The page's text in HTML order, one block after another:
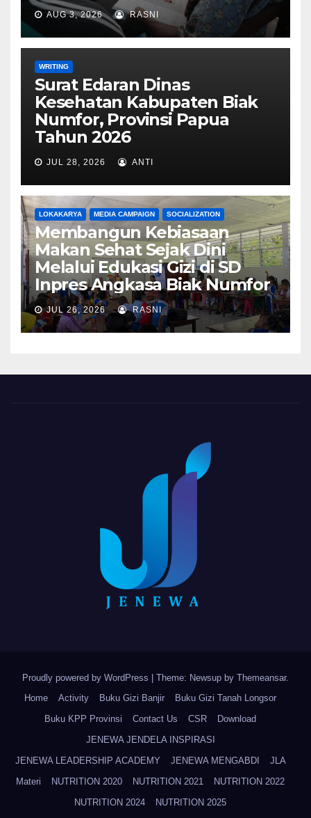
AUG 3, 2026 RASNI
WRITING
Surat Edaran Dinas
Kesehatan Kabupaten Biak
Numfor, Provinsi Papua
Tahun 2026
JUL 28, 2026 ANTI
LOKAKARYA MEDIA CAMPAIGN SOCIALIZATION
Membangun Kebiasaan
Makan Sehat Sejak Dini
Melalui Edukasi Gizi di SD
Inpres Angkasa Biak Numfor
JUL 26, 2026 RASNI
Proudly powered by WordPress Theme: Newsup by Themeansar.
Home
Activity Buku Gizi Banjir
Buku Gizi Tanah Longsor
Buku KPP Provinsi
Contact Us CSR
Download
JENEWA JENDELA INSPIRASI
JENEWA LEADERSHIP ACADEMY
JENEWA MENGABDI
JLA
Materi
NUTRITION 2020 NUTRITION 2021
NUTRITION 2022
NUTRITION 2024
NUTRITION 2025